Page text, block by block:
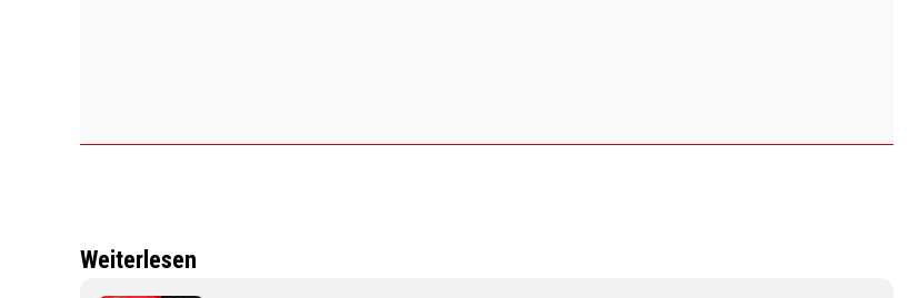
Weiterlesen